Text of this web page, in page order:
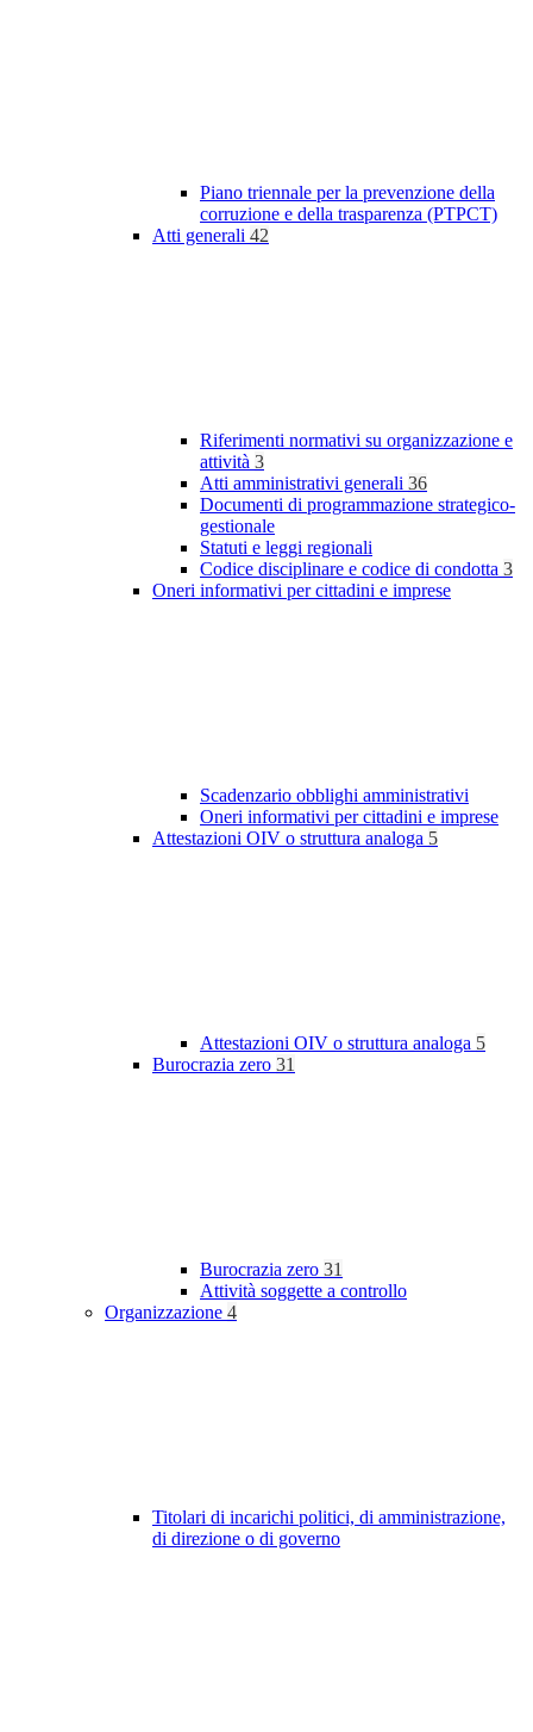
Piano triennale per la prevenzione della
corruzione e della trasparenza (PTPCT)
Atti generali 42
Riferimenti normativi su organizzazione e
attività 3
Atti amministrativi generali 36
Documenti di programmazione strategico-
gestionale
Statuti e leggi regionali
Codice disciplinare e codice di condotta 3
Oneri informativi per cittadini e imprese
Scadenzario obblighi amministrativi
Oneri informativi per cittadini e imprese
Attestazioni OIV o struttura analoga 5
Attestazioni OIV o struttura analoga 5
Burocrazia zero 31
Burocrazia zero 31
Attività soggette a controllo
Organizzazione 4
Titolari di incarichi politici, di amministrazione,
di direzione o di governo